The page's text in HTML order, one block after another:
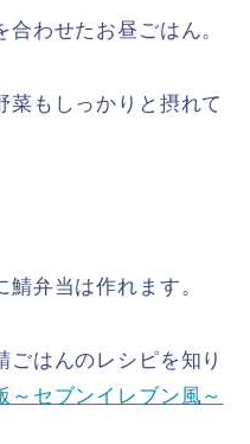
わせたお昼ごはん。
菜もしっかりと摂れて
弁当は作れます。
ごはんのレシピを知り
～セブンイレブン風～